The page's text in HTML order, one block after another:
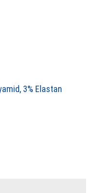
3% Elastan